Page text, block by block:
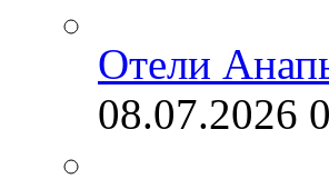
Отели
08.07.2026